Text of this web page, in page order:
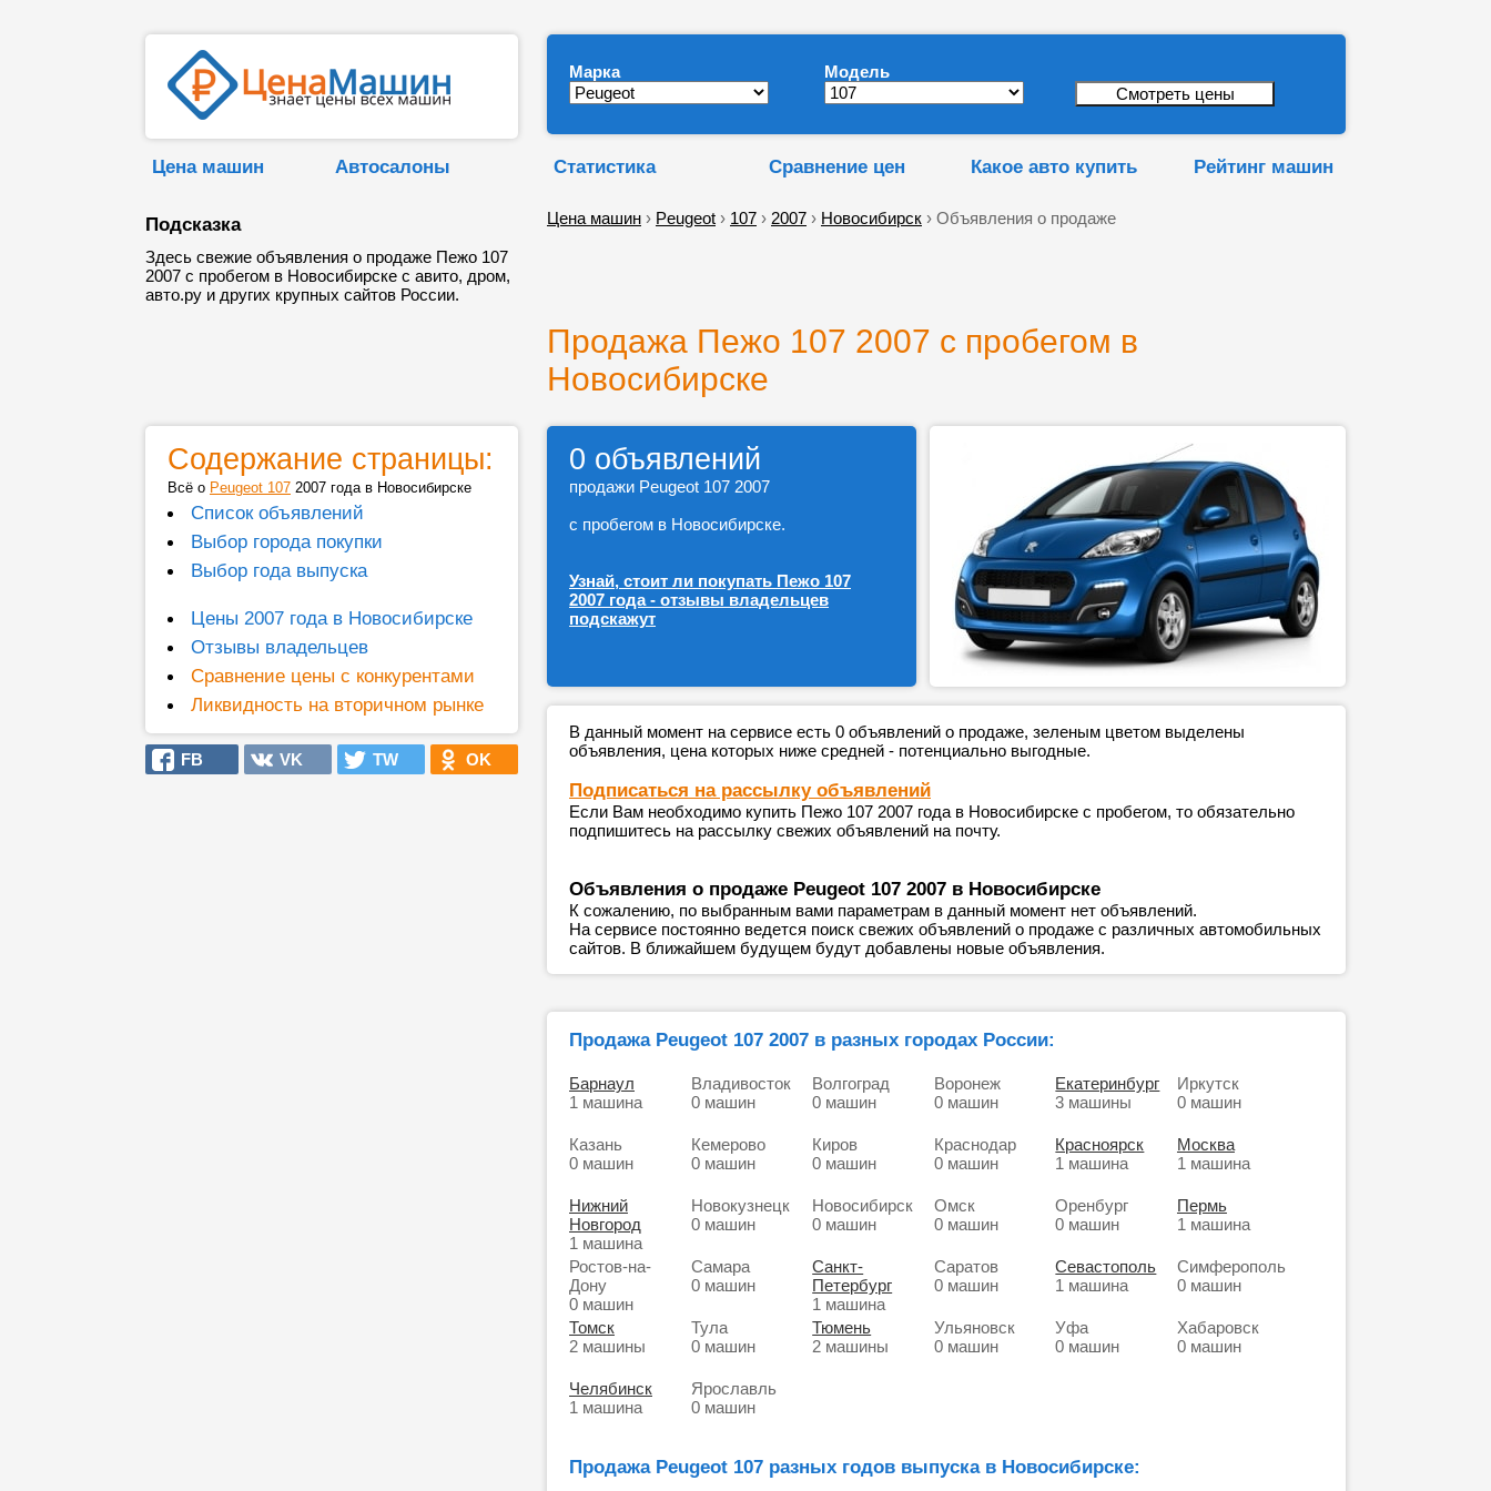
Марка Модель
Цена машин Автосалоны Статистика Сравнение цен Какое авто купить Рейтинг машин
Подсказка
Здесь свежие объявления о продаже Пежо 107
2007 с пробегом в Новосибирске с авито, дром,
авто.ру и других крупных сайтов России.
Цена машин › Peugeot › 107 › 2007 › Новосибирск › Объявления о продаже
Продажа Пежо 107 2007 с пробегом в
Новосибирске
Содержание страницы:
Всё о Peugeot 107 2007 года в Новосибирске
Список объявлений
Выбор города покупки
Выбор года выпуска
Цены 2007 года в Новосибирске
Отзывы владельцев
Сравнение цены с конкурентами
Ликвидность на вторичном рынке
FB VK TW OK
0 объявлений
продажи Peugeot 107 2007
с пробегом в Новосибирске.
Узнай, стоит ли покупать Пежо 107
2007 года - отзывы владельцев
подскажут
В данный момент на сервисе есть 0 объявлений о продаже, зеленым цветом выделены
объявления, цена которых ниже средней - потенциально выгодные.
Подписаться на рассылку объявлений
Если Вам необходимо купить Пежо 107 2007 года в Новосибирске с пробегом, то обязательно
подпишитесь на рассылку свежих объявлений на почту.
Объявления о продаже Peugeot 107 2007 в Новосибирске
К сожалению, по выбранным вами параметрам в данный момент нет объявлений.
На сервисе постоянно ведется поиск свежих объявлений о продаже с различных автомобильных
сайтов. В ближайшем будущем будут добавлены новые объявления.
Продажа Peugeot 107 2007 в разных городах России:
Барнаул
1 машина
Владивосток
0 машин
Волгоград
0 машин
Воронеж
0 машин
Екатеринбург
3 машины
Иркутск
0 машин
Казань
0 машин
Кемерово
0 машин
Киров
0 машин
Краснодар
0 машин
Красноярск
1 машина
Москва
1 машина
Нижний
Новгород
1 машина
Новокузнецк
0 машин
Новосибирск
0 машин
Омск
0 машин
Оренбург
0 машин
Пермь
1 машина
Ростов-на-
Дону
0 машин
Самара
0 машин
Санкт-
Петербург
1 машина
Саратов
0 машин
Севастополь
1 машина
Симферополь
0 машин
Томск
2 машины
Тула
0 машин
Тюмень
2 машины
Ульяновск
0 машин
Уфа
0 машин
Хабаровск
0 машин
Челябинск
1 машина
Ярославль
0 машин
Продажа Peugeot 107 разных годов выпуска в Новосибирске: